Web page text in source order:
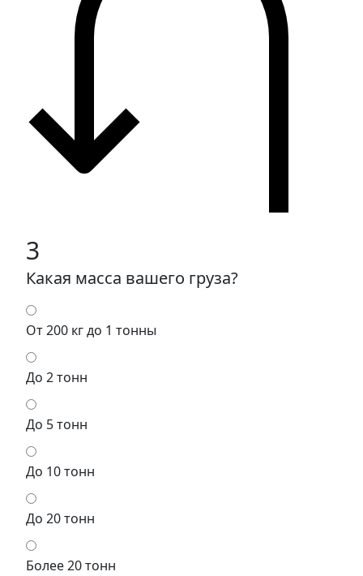
3
Какая масса вашего груза?
От 200 кг до 1 тонны
До 2 тонн
До 5 тонн
До 10 тонн
До 20 тонн
Более 20 тонн